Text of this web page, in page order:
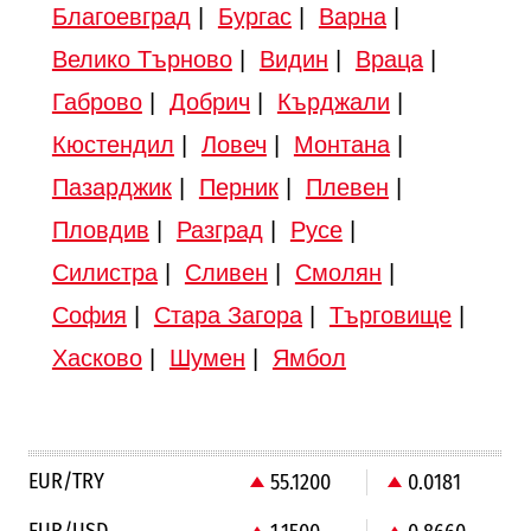
Благоевград Бургас| Варна|
Велико Търново| Видин Враца|
Габрово| Добрич Кърджали
Кюстендил
Ловеч Монтана|
Пазарджик| Перник| Плевен
Пловдив
Разград Русе|
Силистра| Сливен Смолян
София
Стара Загора| Търговище|
Хасково| Шумен Ямбол
EUR/TRY 55.1200
0.0181